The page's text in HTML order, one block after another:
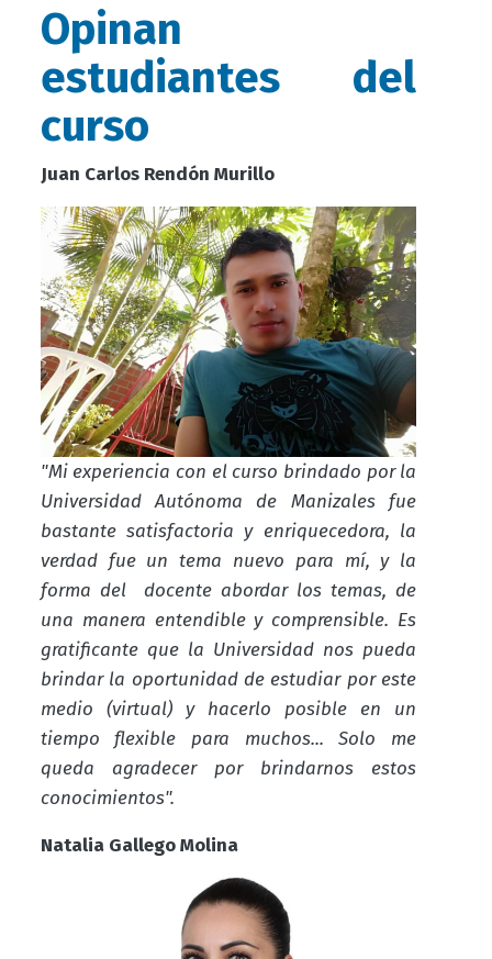
Opinan
estudiantes del
curso
Juan Carlos Rendón Murillo
"Mi experiencia con el curso brindado por la
Universidad Autónoma de Manizales fue
bastante satisfactoria y enriquecedora, la
verdad fue un tema nuevo para mí, y la
forma del docente abordar los temas, de
una manera entendible y comprensible. Es
gratificante que la Universidad nos pueda
brindar la oportunidad de estudiar por este
medio (virtual) y hacerlo posible en un
tiempo flexible para muchos... Solo me
queda agradecer por brindarnos estos
conocimientos".
Natalia Gallego Molina